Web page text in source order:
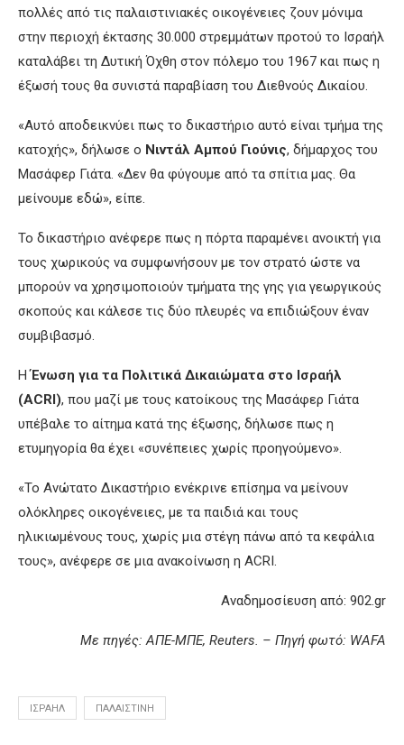
πολλές από τις παλαιστινιακές οικογένειες ζουν μόνιμα
στην περιοχή έκτασης 30.000 στρεμμάτων προτού το Ισραήλ
καταλάβει τη Δυτική Όχθη στον πόλεμο του 1967 και πως η
έξωσή τους θα συνιστά παραβίαση του Διεθνούς Δικαίου.
«Αυτό αποδεικνύει πως το δικαστήριο αυτό είναι τμήμα της
κατοχής», δήλωσε ο Νιντάλ Αμπού Γιούνις, δήμαρχος του
Μασάφερ Γιάτα. «Δεν θα φύγουμε από τα σπίτια μας. Θα
μείνουμε εδώ», είπε.
Το δικαστήριο ανέφερε πως η πόρτα παραμένει ανοικτή για
τους χωρικούς να συμφωνήσουν με τον στρατό ώστε να
μπορούν να χρησιμοποιούν τμήματα της γης για γεωργικούς
σκοπούς και κάλεσε τις δύο πλευρές να επιδιώξουν έναν
συμβιβασμό.
ΗΈνωση για τα Πολιτικά Δικαιώματα στο Ισραήλ
(ACRI), που μαζί με τους κατοίκους της Μασάφερ Γιάτα
υπέβαλε το αίτημα κατά της έξωσης, δήλωσε πως η
ετυμηγορία θα έχει «συνέπειες χωρίς προηγούμενο».
«Το Ανώτατο Δικαστήριο ενέκρινε επίσημα να μείνουν
ολόκληρες οικογένειες, με τα παιδιά και τους
ηλικιωμένους τους, χωρίς μια στέγη πάνω από τα κεφάλια
τους», ανέφερε σε μια ανακοίνωση η ACRI.
Αναδημοσίευση από: 902.gr
Με πηγές: ΑΠΕ-ΜΠΕ, Reuters. – Πηγή φωτό: WAFA
ΙΣΡΑΉΛ ΠΑΛΑΙΣΤΊΝΗ